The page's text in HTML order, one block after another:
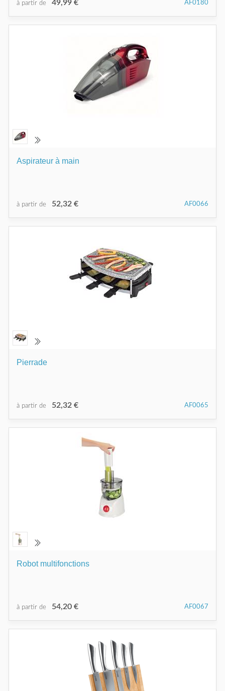
à partir de 49,99 € AF0180
Aspirateur à main
à partir de 52,32 € AF0066
Pierrade
à partir de 52,32 € AF0065
Robot multifonctions
à partir de 54,20 € AF0067